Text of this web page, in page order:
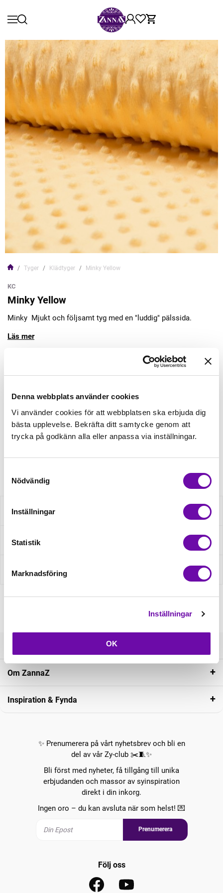
Denna webbplats använder cookies
Vi använder cookies för att webbplatsen ska erbjuda dig
bästa upplevelse. Bekräfta ditt samtycke genom att
trycka på godkänn alla eller anpassa via inställningar.
Nödvändig
Inställningar
Statistik
Marknadsföring
Inställningar
OK
Tyger Klädtyger Minky Yellow
KC
Minky Yellow
Minky Mjukt och följsamt tyg med en "luddig" pälssida.
Läs mer
Lägg till varukorgen
Finns i lager
Minsta beställning: 0.5 m
Beskrivning
Fråga om produkt
Recensioner
Om ZannaZ
Inspiration & Fynda
✨ Prenumerera på vårt nyhetsbrev och bli en
del av vår Zy-club ✂️🧵✨
Bli först med nyheter, få tillgång till unika
erbjudanden och massor av syinspiration
direkt i din inkorg.
Ingen oro – du kan avsluta när som helst! 💌
Prenumerera
Följ oss